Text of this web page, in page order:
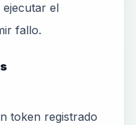
el
fallo.
token registrado